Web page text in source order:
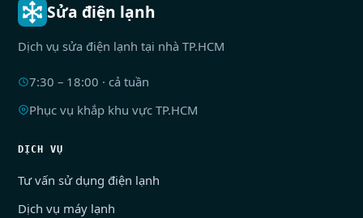
Sửa điện lạnh
Dịch vụ sửa điện lạnh tại nhà TP.HCM
7:30 – 18:00 · cả tuần
Phục vụ khắp khu vực TP.HCM
DỊCH VỤ
Tư vấn sử dụng điện lạnh
Dịch vụ máy lạnh